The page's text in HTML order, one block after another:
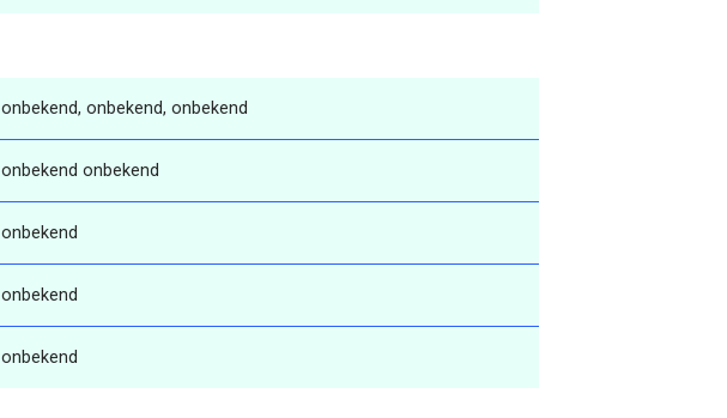
onbekend, onbekend, onbekend
onbekend onbekend
onbekend
onbekend
onbekend